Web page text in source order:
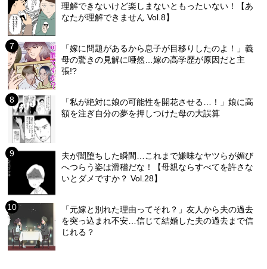
理解できないけど楽しまないともったいない！【あ
なたが理解できません Vol.8】
「嫁に問題があるから息子が目移りしたのよ！」義
母の驚きの見解に唖然…嫁の高学歴が原因だと主
張!?
「私が絶対に娘の可能性を開花させる…！」娘に高
額を注ぎ自分の夢を押しつけた母の大誤算
夫が闇堕ちした瞬間…これまで嫌味なヤツらが媚び
へつらう姿は滑稽だな！【母親ならすべてを許さな
いとダメですか？ Vol.28】
「元嫁と別れた理由ってそれ？」友人から夫の過去
を突っ込まれ不安…信じて結婚した夫の過去まで信
じれる？